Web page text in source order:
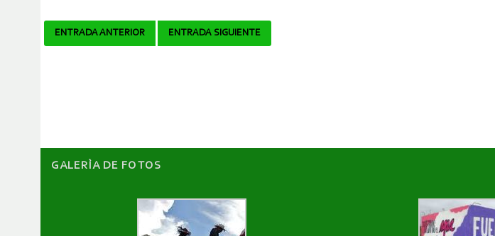
Navegador
ENTRADA ANTERIOR ENTRADA SIGUIENTE
GALERÌA DE FOTOS